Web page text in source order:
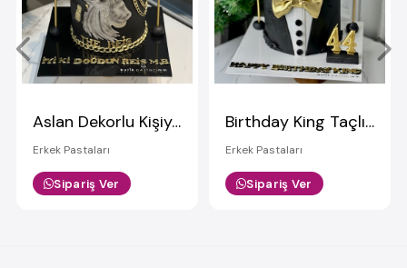
Aslan Dekorlu Kişiye Özel Pasta
Erkek Pastaları
Sipariş Ver
Birthday King Taçlı Siyah Pasta
Erkek Pastaları
Sipariş Ver